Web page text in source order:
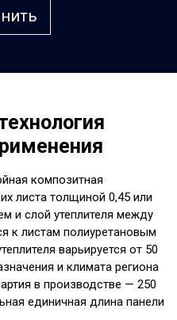
композитная
листа толщиной 0,45 или
и слой утеплителя между
к листам полиуретановым
варьируется от 50
и климата региона
в производстве — 250
единичная длина панели